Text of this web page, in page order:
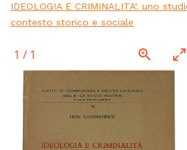
IDEOLOGIA E CRIMINALITA'. uno
contesto storico e sociale
1 / 1